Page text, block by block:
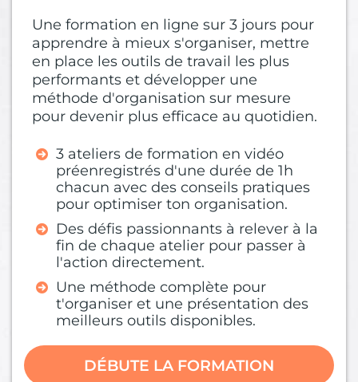
Une formation en ligne sur 3 jours pour
apprendre à mieux s'organiser, mettre
en place les outils de travail les plus
performants et développer une
méthode d'organisation sur mesure
pour devenir plus efficace au quotidien.
3 ateliers de formation en vidéo
préenregistrés d'une durée de 1h
chacun avec des conseils pratiques
pour optimiser ton organisation.
Des défis passionnants à relever à la
fin de chaque atelier pour passer à
l'action directement.
Une méthode complète pour
t'organiser et une présentation des
meilleurs outils disponibles.
DÉBUTE LA FORMATION